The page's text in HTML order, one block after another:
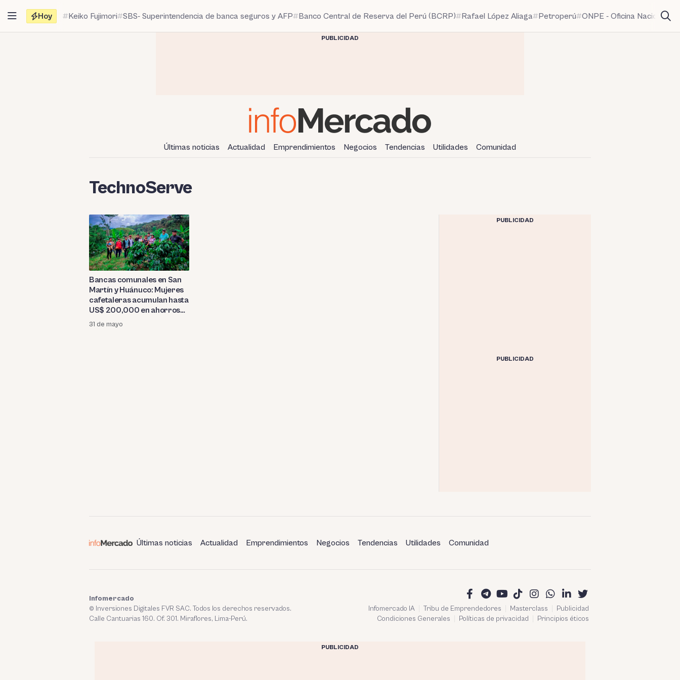
contenido
Hoy Keiko Fujimori SBS- Superintendencia de banca seguros y AFP Banco Central de Reserva del Perú (BCRP) Rafael López Aliaga Petroperú ONPE - Oficina Nacional
PUBLICIDAD
Últimas noticias Actualidad Emprendimientos Negocios Tendencias Utilidades Comunidad
TechnoServe
Bancas comunales en San
Martín y Huánuco: Mujeres
cafetaleras acumulan hasta
US$ 200,000 en ahorros
ante falta de crédito formal
31 de mayo
PUBLICIDAD
PUBLICIDAD
Últimas noticias Actualidad Emprendimientos Negocios Tendencias Utilidades Comunidad
Infomercado IA Tribu de Emprendedores Masterclass
Publicidad
Condiciones Generales
Políticas de privacidad Principios éticos
Infomercado
© Inversiones Digitales FVR SAC. Todos los derechos reservados.
Calle Cantuarias 160. Of. 301. Miraflores, Lima-Perú.
PUBLICIDAD